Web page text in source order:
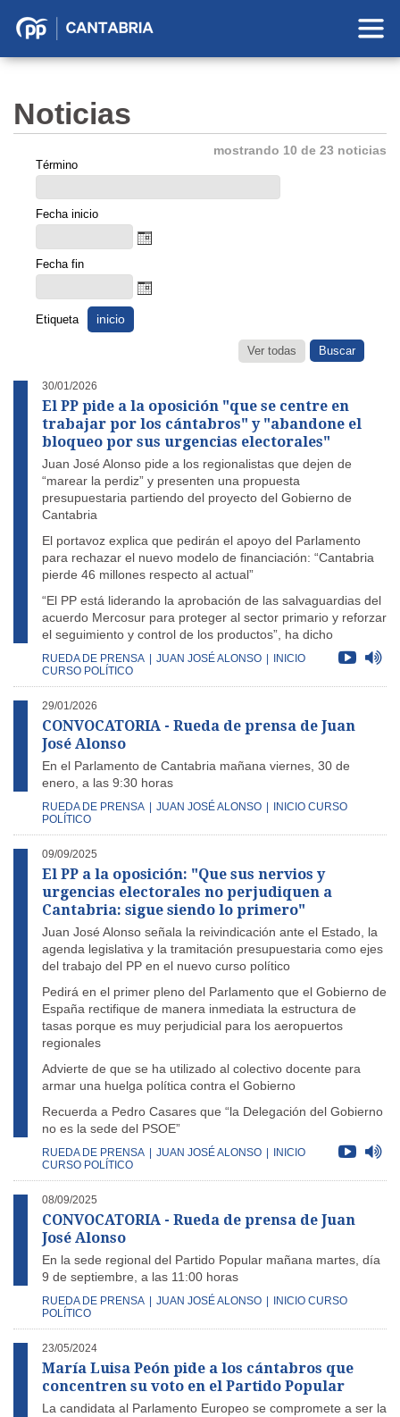
Partido
Cantabria
Noticias
mostrando 10 de 23 noticias
Término
Fecha inicio
Fecha fin
Etiqueta inicio
Ver todas
30/01/2026
El PP pide a la oposición "que se centre en
trabajar por los cántabros" y "abandone el
bloqueo por sus urgencias electorales"
Juan José Alonso pide a los regionalistas que dejen de
“marear la perdiz” y presenten una propuesta
presupuestaria partiendo del proyecto del Gobierno de
Cantabria
El portavoz explica que pedirán el apoyo del Parlamento
para rechazar el nuevo modelo de financiación: “Cantabria
pierde 46 millones respecto al actual”
“El PP está liderando la aprobación de las salvaguardias del
acuerdo Mercosur para proteger al sector primario y reforzar
el seguimiento y control de los productos”, ha dicho
RUEDA DE PRENSA JUAN JOSÉ ALONSO
INICIO
CURSO POLÍTICO
29/01/2026
CONVOCATORIA - Rueda de prensa de Juan
José Alonso
En el Parlamento de Cantabria mañana viernes, 30 de
enero, a las 9:30 horas
RUEDA DE PRENSA JUAN JOSÉ ALONSO
INICIO CURSO
POLÍTICO
09/09/2025
El PP a la oposición: "Que sus nervios y
urgencias electorales no perjudiquen a
Cantabria: sigue siendo lo primero"
Juan José Alonso señala la reivindicación ante el Estado, la
agenda legislativa y la tramitación presupuestaria como ejes
del trabajo del PP en el nuevo curso político
Pedirá en el primer pleno del Parlamento que el Gobierno de
España rectifique de manera inmediata la estructura de
tasas porque es muy perjudicial para los aeropuertos
regionales
Advierte de que se ha utilizado al colectivo docente para
armar una huelga política contra el Gobierno
Recuerda a Pedro Casares que “la Delegación del Gobierno
no es la sede del PSOE”
RUEDA DE PRENSA JUAN JOSÉ ALONSO
INICIO
CURSO POLÍTICO
08/09/2025
CONVOCATORIA - Rueda de prensa de Juan
José Alonso
En la sede regional del Partido Popular mañana martes, día
9 de septiembre, a las 11:00 horas
RUEDA DE PRENSA JUAN JOSÉ ALONSO
INICIO CURSO
POLÍTICO
23/05/2024
María Luisa Peón pide a los cántabros que
concentren su voto en el Partido Popular
La candidata al Parlamento Europeo se compromete a ser la